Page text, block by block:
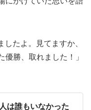
たよ。見てますか、
勝、取れました！」
は誰もいなかった